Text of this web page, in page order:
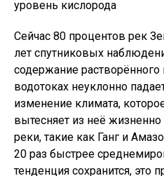
уровень кислорода
Сейчас 80 процентов рек
лет спутниковых
содержание
водотоках неуклонно
изменение климата,
вытесняет из неё
реки, такие как Ганг и
20 раз быстрее
тенденция сохранится, это